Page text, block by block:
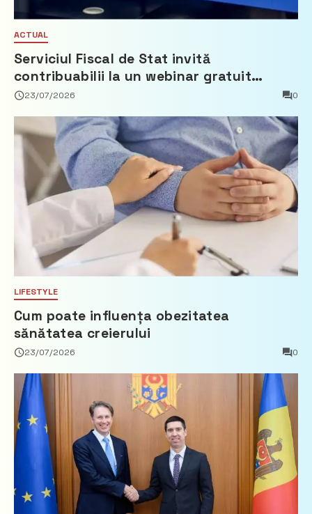
ACTUAL
Serviciul Fiscal de Stat invită
contribuabilii la un webinar gratuit
privind calculul impozitului pe bunurile
23/07/2026 0
LIFESTYLE
Cum poate influența obezitatea
sănătatea creierului
23/07/2026 0